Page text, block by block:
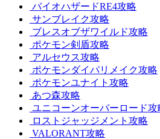
バイオハザードRE4攻略
サンブレイク攻略
ブレスオブザワイルド攻略
ポケモン剣盾攻略
アルセウス攻略
ポケモンダイパリメイク攻略
ポケモンユナイト攻略
あつ森攻略
ユニコーンオーバーロード攻
ロストジャッジメント攻略
VALORANT攻略